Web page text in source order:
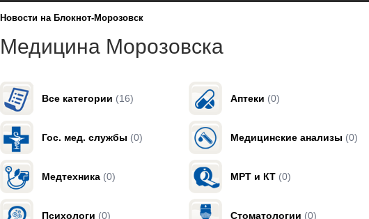
Новости на Блoкнoт-Морозовск
Медицина Морозовска
Все категории (16) Аптеки (0)
Гос. мед. службы (0) Медицинские анализы (0)
Медтехника (0) МРТ и КТ (0)
Психологи (0) Стоматологии (0)